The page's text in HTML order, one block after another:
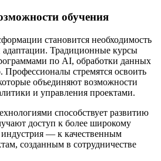
обучения
становится необходимость
адаптации. Традиционные курсы
по AI, обработки данных
стремятся освоить
объединяют возможности
и управления проектами.
способствует развитию
доступ к более широкому
— к качественным
созданным в сотрудничестве